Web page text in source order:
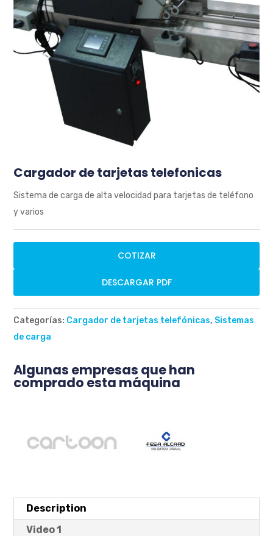
Cargador de tarjetas telefonicas
Sistema de carga de alta velocidad para tarjetas de teléfono
y varios
COTIZAR
DESCARGAR PDF
Categorías: Cargador de tarjetas telefónicas, Sistemas
de carga
Algunas empresas que han
comprado esta máquina
Description
Video 1